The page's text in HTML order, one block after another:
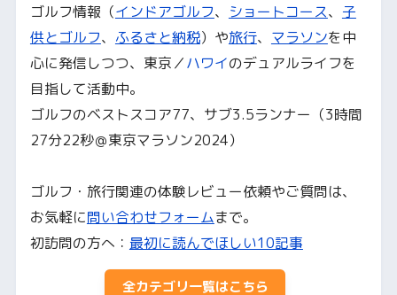
ゴルフ情報（インドアゴルフ、 ショートコース、 子
供とゴルフ、 ふるさと納税）や旅行、 マラソンを中
心に発信しつつ、東京／ハワイのデュアルライフを
目指して活動中。
ゴルフのベストスコア77、サブ3.5ランナー（3時間
27分22秒＠東京マラソン2024）
ゴルフ・旅行関連の体験レビュー依頼やご質問は、
お気軽に問い合わせフォームまで。
初訪問の方へ： 最初に読んでほしい10記事
全カテゴリ一覧はこちら